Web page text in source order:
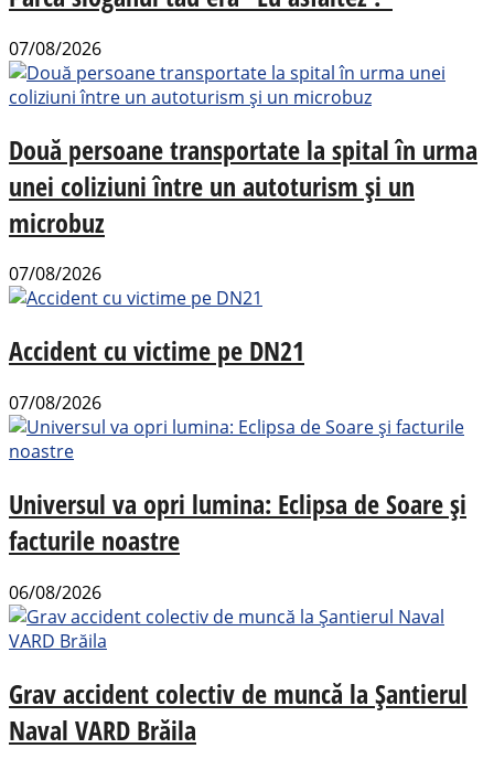
07/08/2026
Două persoane transportate la spital în urma
unei coliziuni între un autoturism și un
microbuz
07/08/2026
Accident cu victime pe DN21
07/08/2026
Universul va opri lumina: Eclipsa de Soare și
facturile noastre
06/08/2026
Grav accident colectiv de muncă la Șantierul
Naval VARD Brăila